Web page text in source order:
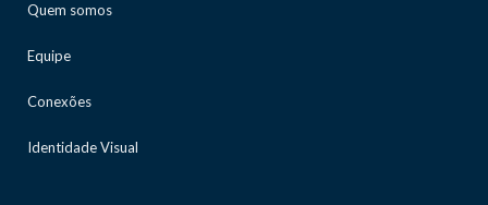
Quem somos
Equipe
Conexões
Identidade Visual